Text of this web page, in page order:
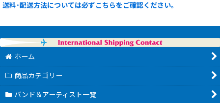
送料･配送方法については必ずこちらをご確認ください。
ホーム
商品カテゴリー
バンド＆アーティスト一覧